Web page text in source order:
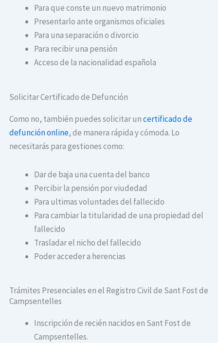
Para que conste un nuevo matrimonio
Presentarlo ante organismos oficiales
Para una separación o divorcio
Para recibir una pensión
Acceso de la nacionalidad española
Solicitar Certificado de Defunción
Como no, también puedes solicitar uncertificado de
defunción online, de manera rápida y cómoda. Lo
necesitarás para gestiones como:
Dar de baja una cuenta del banco
Percibir la pensión por viudedad
Para ultimas voluntades del fallecido
Para cambiar la titularidad de una propiedad del
fallecido
Trasladar el nicho del fallecido
Poder acceder a herencias
Trámites Presenciales en el Registro Civil de Sant Fost de
Campsentelles
Inscripción de recién nacidos en Sant Fost de
Campsentelles.